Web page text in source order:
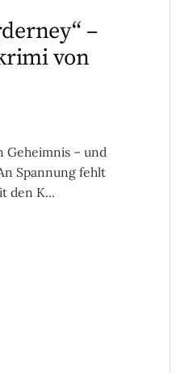
–
von
Geheimnis – und
Spannung fehlt
den K...